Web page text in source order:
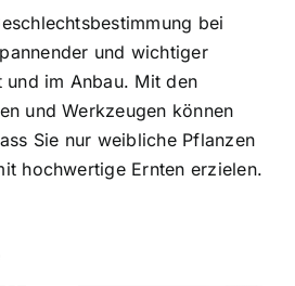
bei
und wichtiger
und im Anbau. Mit den
und Werkzeugen können
Sie nur weibliche Pflanzen
hochwertige Ernten erzielen.